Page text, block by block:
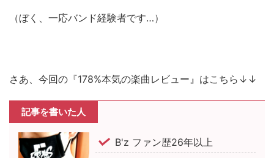
（ぼく、一応バンド経験者です…）
さあ、今回の『178%本気の楽曲レビュー』はこちら↓↓
記事を書いた人
B'z ファン歴26年以上